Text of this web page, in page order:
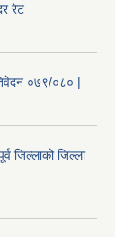
रेट
०७९/०८० |
जिल्लाको जिल्ला